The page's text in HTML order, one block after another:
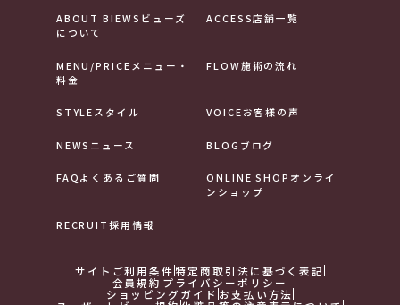
ABOUT BIEWS ビューズ
について
ACCESS店舗一覧
MENU/PRICE メニュー・
料金
FLOW施術の流れ
STYLE スタイル VOICEお客様の声
NEWS ニュース BLOG ブログ
FAQ よくあるご質問 ONLINE SHOP オンライ
ンショップ
RECRUIT採用情報
サイトご利用条件特定商取引法に基づく表記
会員規約 プライバシーポリシー
ショッピングガイド お支払い方法